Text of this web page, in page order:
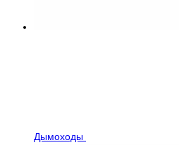
Дымоходы